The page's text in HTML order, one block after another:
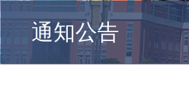
通知公告